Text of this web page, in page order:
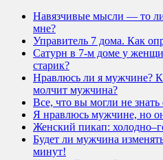
Навязчивые мысли — то
мне?
Управитель 7 дома. Как
Сатурн в 7-м доме у
старик?
Нравлюсь ли я мужчине?
молчит мужчина?
Все, что вы могли не знать
Я нравлюсь мужчине, но
Женский пикап:
Будет ли мужчина
минут!